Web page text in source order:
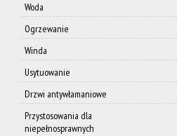
Woda
Ogrzewanie
Winda
Usytuowanie
Drzwi antywłamaniowe
Przystosowania dla
niepełnosprawnych